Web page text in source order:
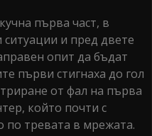
първа част, в
ситуации и пред двете
опит да бъдат
първи стигнаха до гол
от фал на първа
който почти с
по тревата в мрежата.